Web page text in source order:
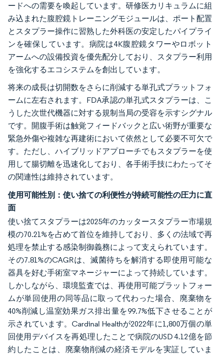
ードへの需要を喚起しています。研修医カリキュラムに組
み込まれた腹腔鏡トレーニングモジュールは、ポート配置
とスタプラー操作に習熟した外科医の安定したパイプライ
ンを確保しています。病院は4K腹腔鏡タワーやロボット
アームへの設備投資を優先配分しており、スタプラー利用
を強化するエコシステムを創出しています。
将来の成長は切開数をさらに削減する単孔式プラットフォ
ームに左右されます。FDA承認の単孔式スタプラーは、こ
うした次世代機器に対する規制当局の受容を示すシグナル
です。開腹手術は触覚フィードバックと広い術野が重要な
緊急外傷や複雑な再建術において依然として必要不可欠で
す。ただし、ハイブリッドアプローチでもスタプラーを使
用して腸切離を迅速化しており、各手術手技にわたってそ
の関連性は維持されています。
使用可能性別：使い捨ての利便性が持続可能性の圧力に直
面
使い捨てスタプラーは2025年のカッタースタプラー市場規
模の70.21%を占めて首位を維持しており、多くの法域で再
処理を禁止する感染制御義務によって支えられています。
その7.81%のCAGRは、滅菌待ちを解消する即使用可能な
器具を好む手術室マネージャーによって持続しています。
しかしながら、環境監査では、再使用可能プラットフォー
ムが単回使用の同等品に取って代わった場合、廃棄物を
40%削減し温室効果ガス排出量を99.7%低下させることが
示されています。Cardinal Healthが2022年に1,800万個の単
回使用デバイスを再処理したことで病院のUSD 4.12億を節
約したことは、廃棄物削減の経済モデルを実証していま